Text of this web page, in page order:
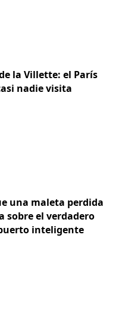
la Villette: el París
nadie visita
una maleta perdida
sobre el verdadero
inteligente